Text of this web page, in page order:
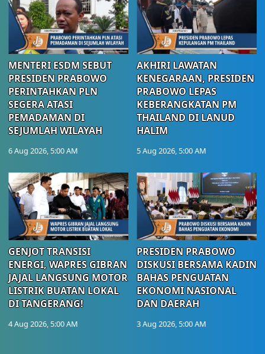
MENTERI ESDM SEBUT
PRESIDEN PRABOWO
PERINTAHKAN PLN
SEGERA ATASI
PEMADAMAN DI
SEJUMLAH WILAYAH
6 Aug 2026, 5:00 AM
AKHIRI LAWATAN
KENEGARAAN, PRESIDEN
PRABOWO LEPAS
KEBERANGKATAN PM
THAILAND DI LANUD
HALIM
5 Aug 2026, 5:00 AM
GENJOT TRANSISI
ENERGI, WAPRES GIBRAN
JAJAL LANGSUNG MOTOR
LISTRIK BUATAN LOKAL
DI TANGERANG!
4 Aug 2026, 5:00 AM
PRESIDEN PRABOWO
DISKUSI BERSAMA KADIN
BAHAS PENGUATAN
EKONOMI NASIONAL
DAN DAERAH
3 Aug 2026, 5:00 AM